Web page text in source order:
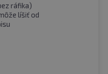
ráfika)
líšiť od